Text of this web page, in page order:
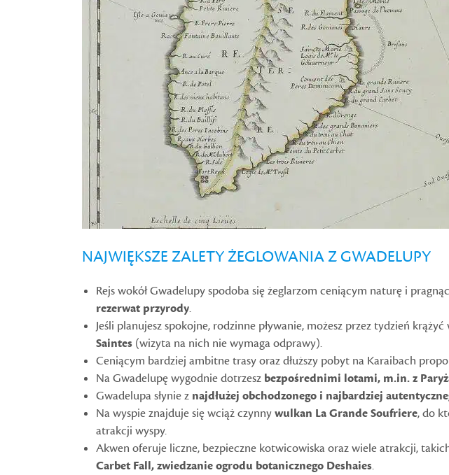
NAJWIĘKSZE ZALETY ŻEGLOWANIA Z GWADELUPY
Rejs wokół Gwadelupy spodoba się żeglarzom ceniącym naturę i
rezerwat przyrody.
Jeśli planujesz spokojne, rodzinne pływanie, możesz przez tydzień
Saintes (wizyta na nich nie wymaga odprawy).
Ceniącym bardziej ambitne trasy oraz dłuższy pobyt na Karaibach
Na Gwadelupę wygodnie dotrzesz bezpośrednimi lotami, m.in. z
Gwadelupa słynie z najdłużej obchodzonego i najbardziej
Na wyspie znajduje się wciąż czynnywulkan La Grande Soufriere, do
atrakcji wyspy.
Akwen oferuje liczne, bezpieczne kotwicowiska oraz wiele atrakcji,
Carbet Fall, zwiedzanie ogrodu botanicznego Deshaies.